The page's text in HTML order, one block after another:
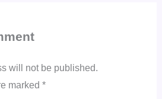
will not be published.
marked *